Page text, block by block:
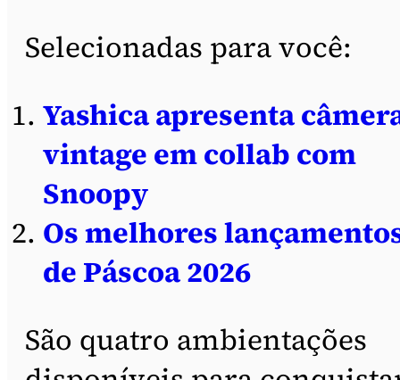
Selecionadas para você:
Yashica apresenta
vintage em collab com
Snoopy
Os melhores
de Páscoa 2026
São quatro ambientações